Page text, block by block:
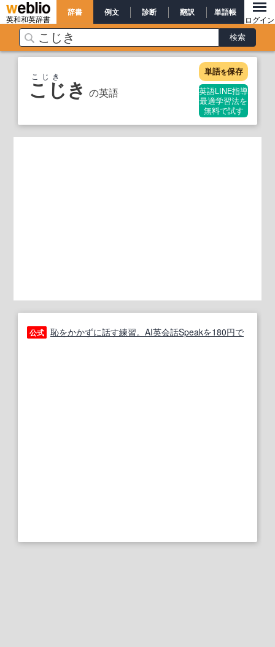
英和和英辞書
辞書 例文 診断 翻訳 単語帳
ログイン
こじき の英語
こじき 単語を保存
英語LINE指導
最適学習法を
無料で試す
公式 恥をかかずに話す練習。AI英会話Speakを180円で